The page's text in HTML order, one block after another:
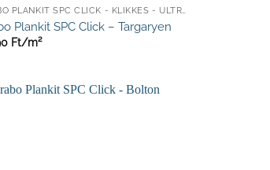
GRABO PLANKIT SPC CLICK - KLIKKES - ULTRA ELLENÁLLÓ
Plankit SPC Click – Targaryen
Ft/m²